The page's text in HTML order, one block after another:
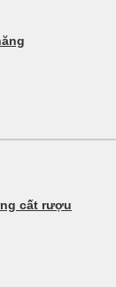
cất rượu